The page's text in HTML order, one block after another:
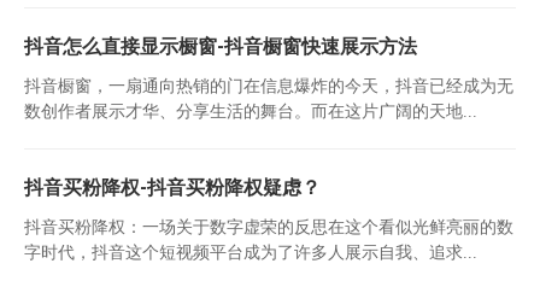
抖音怎么直接显示橱窗-抖音橱窗快速展示方法
抖音橱窗，一扇通向热销的门在信息爆炸的今天，抖音已经成为无
数创作者展示才华、分享生活的舞台。而在这片广阔的天地...
抖音买粉降权-抖音买粉降权疑虑？
抖音买粉降权：一场关于数字虚荣的反思在这个看似光鲜亮丽的数
字时代，抖音这个短视频平台成为了许多人展示自我、追求...